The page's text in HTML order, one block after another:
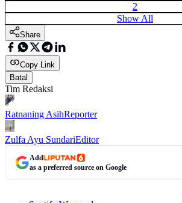
2
Show All
Share
Copy Link
Batal
Tim Redaksi
Ratnaning AsihReporter
Zulfa Ayu SundariEditor
Add
as a preferred source on Google